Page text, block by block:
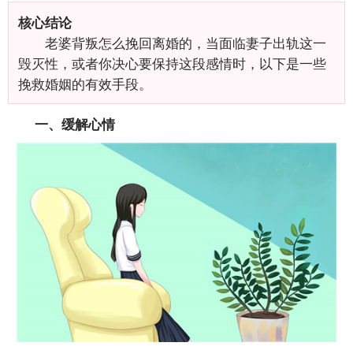
核心结论
老婆背叛怎么挽回离婚的，当面临妻子出轨这一
毁灭性，或者你决心要保持这段感情时，以下是一些
挽救婚姻的有效手段。
一、缓解心情